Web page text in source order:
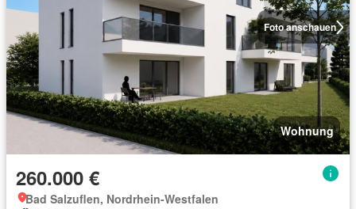
Foto anschauen
Wohnung
260.000 €
Bad Salzuflen, Nordrhein-Westfalen